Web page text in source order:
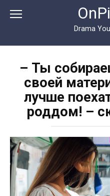
Drama
– Ты
своей
лучше
роддом! –